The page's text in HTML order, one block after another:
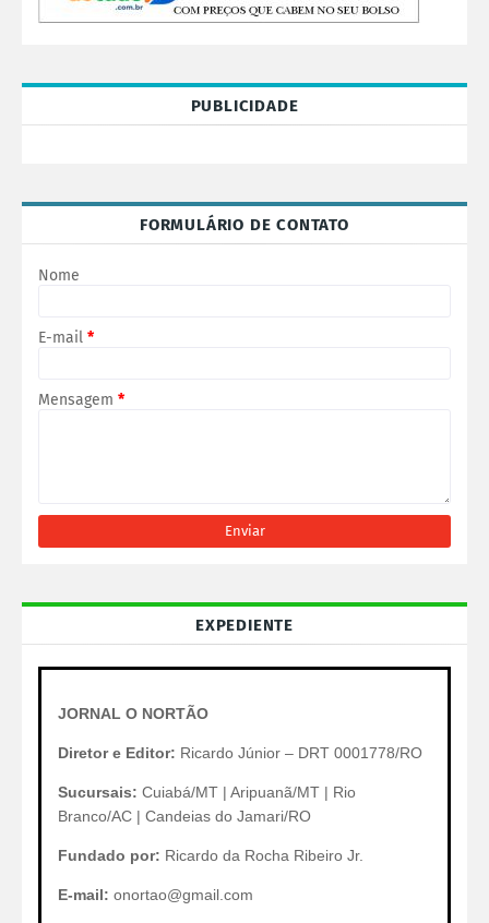
PUBLICIDADE
FORMULÁRIO DE CONTATO
Nome
E-mail *
Mensagem *
EXPEDIENTE
JORNAL O NORTÃO
Diretor e Editor: Ricardo Júnior – DRT 0001778/RO
Sucursais: Cuiabá/MT | Aripuanã/MT | Rio
Branco/AC | Candeias do Jamari/RO
Fundado por: Ricardo da Rocha Ribeiro Jr.
E-mail: onortao@gmail.com